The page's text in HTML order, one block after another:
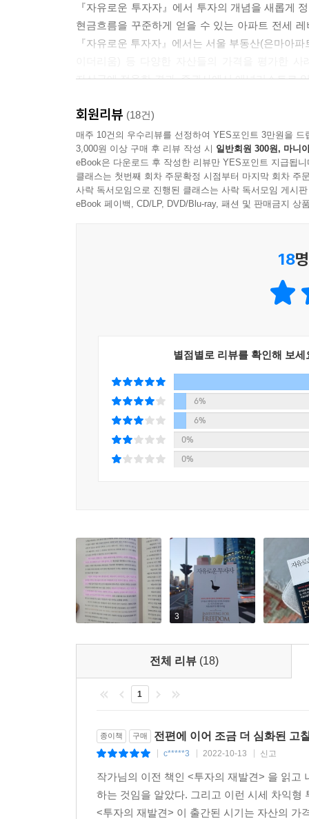
『자유로운 투자자』에서 투자의 개념을 새롭게
현금흐름을 꾸준하게 얻을 수 있는 아파트 전세
『자유로운 투자자』에서는 서울 부동산(은마아
자산군에 적용한 결과, 증권사에서 애널리스트로
경제적 자유를 넘어 시간의 자유, 공간의 자유까지
많은 사람들이 부자가 되고 싶어한다. 부자가 되
자유), 시간의 자유, 공간의 자유’일 것이다.
자유로워지는 길과는 거리가 먼 투자행태를
투자성과를 극대화하기 위해 생각하고 실천해야
좋은 투자방법의 5가지 핵심 개념
1장과 2장에서는 ‘투자란 무엇인가’라는 질문에
자산, 비트코인, 이더리움 등 다소 생경한 자산
3장부터는 각자가 원하는 투자의 자유를 위해
자산을 늘려가며 현금흐름 레이어를 쌓는 방법
고려할 수 있는지, 현금 흐름도표를 만들어 투
중점적으로 다룬다.
회원리뷰 (18건)
매주 10건의 우수리뷰를 선정하여 YES포인트 3만원을 드
3,000원 이상 구매 후 리뷰 작성 시 일반회원 300원, 마니
eBook은 다운로드 후 작성한 리뷰만 YES포인트 지급됩니
클래스는 첫번째 회차 주문확정 시점부터 마지막 회차 주
사락 독서모임으로 진행된 클래스는 사락 독서모임 게시
eBook 페이백, CD/LP, DVD/Blu-ray, 패션 및 판매금지 상
18
별점별로 리뷰를 확인해 보세
6%
6%
0%
0%
3
전체 리뷰 (18)
1
종이책 구매 전편에 이어 조금 더 심화된 고
c*****3 2022-10-13 신고
작가님의 이전 책인 <투자의 재발견> 을 읽고
하는 것임을 알았다. 그리고 이런 시세 차익형
<투자의 재발견> 이 출간된 시기는 자산의 가